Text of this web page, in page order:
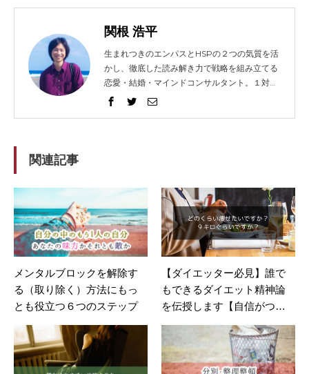
関根 浩平
生まれつきのエンパスとHSPの２つの気質を活
かし、徹底した読み解き力で戦略を組み立てる
恋愛・結婚・マインドコンサルタント。１対１
でガッツリ語り合うセッションとコンテンツ発
ージ制作もしてますが、WEBデザイナーでは
ないのです。
関連記事
メンタルブロックを解除す
る（取り除く）方法にもっ
とも役立つ６つのステップ
【ダイエッター必見】誰で
もできるダイエット精神論
を伝授します【自信がつき
ます】